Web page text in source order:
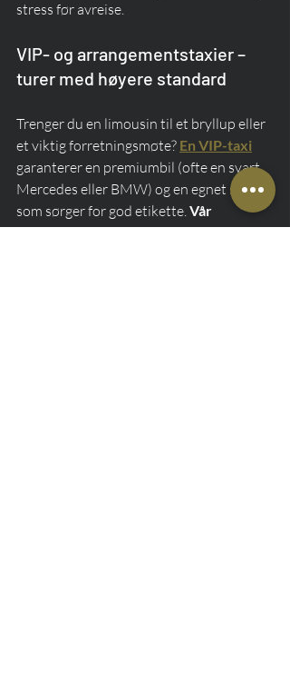
stress før avreise.
VIP- og arrangementstaxier –
turer med høyere standard
Trenger du en limousin til et bryllup eller
et viktig forretningsmøte? En VIP-taxi
garanterer en premiumbil (ofte en svart
Mercedes eller BMW) og en egnet sjåfør
som sørger for god etikette. Vår
arrangementstaxitjeneste , derimot,